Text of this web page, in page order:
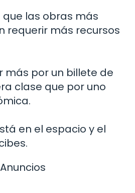
que las obras más
requerir más recursos
más por un billete de
clase que por uno
en el espacio y el
Anuncios